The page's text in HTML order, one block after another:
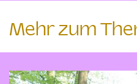
Mehr zum